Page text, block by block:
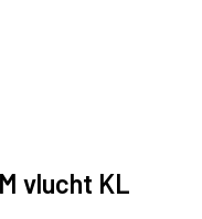
vlucht KL